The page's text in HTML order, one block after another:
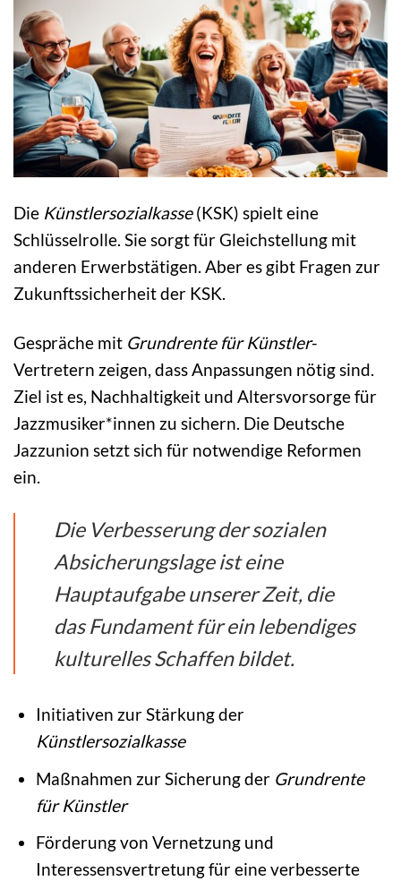
Die Künstlersozialkasse(KSK) spielt eine
Schlüsselrolle. Sie sorgt für Gleichstellung mit
anderen Erwerbstätigen. Aber es gibt Fragen zur
Zukunftssicherheit der KSK.
Gespräche mit Grundrente für Künstler-
Vertretern zeigen, dass Anpassungen nötig sind.
Ziel ist es, Nachhaltigkeit und Altersvorsorge für
Jazzmusiker*innen zu sichern. Die Deutsche
Jazzunion setzt sich für notwendige Reformen
ein.
Die Verbesserung der sozialen
Absicherungslage ist eine
Hauptaufgabe unserer Zeit, die
das Fundament für ein lebendiges
kulturelles Schaffen bildet.
Initiativen zur Stärkung der
Künstlersozialkasse
Maßnahmen zur Sicherung der Grundrente
für Künstler
Förderung von Vernetzung und
Interessensvertretung für eine verbesserte